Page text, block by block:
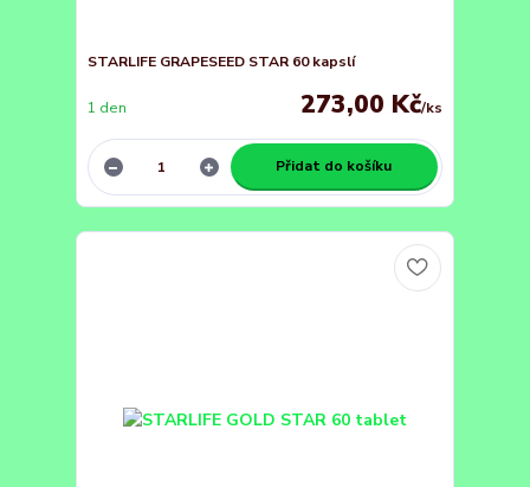
STARLIFE GRAPESEED STAR 60 kapslí
273,00 Kč/ks
1 den
Přidat do košíku